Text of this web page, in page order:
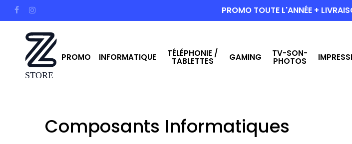
to
facebookinstagram PROMO TOUTE L'ANNÉE +
PROMO INFORMATIQUE TÉLÉPHONIE /
TABLETTES GAMING TV-SON-
PHOTOS
Composants Informatiques